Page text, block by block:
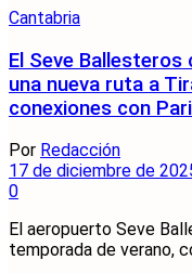
Cantabria
El Seve
una nueva ruta a
conexiones con
Por Redacción
17 de diciembre de
0
El aeropuerto Seve
temporada de verano,